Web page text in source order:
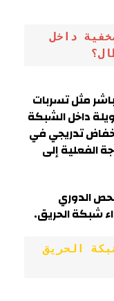
لماذا تعتبر التسربات المخفية داخل
مثل تسربات
داخل الشبكة
تدريجي في
الفعلية إلى
الدوري
شبكة الحريق.
أهمية المحافظة على ضغط شبكة الحريق